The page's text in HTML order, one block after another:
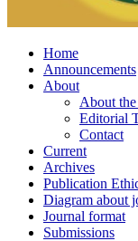
Home
Announcements
About
About
Editorial
Contact
Current
Archives
Publication
Diagram about
Journal format
Submissions